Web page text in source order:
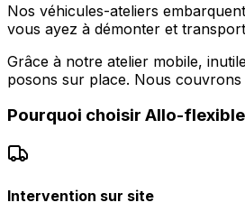
Nos véhicules-ateliers
vous ayez à démonter et
Grâce à notre atelier mobile,
posons sur place. Nous
Pourquoi choisir Allo-flexible
Intervention sur site